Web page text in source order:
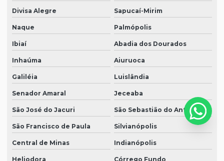
Divisa Alegre Sapucaí-Mirim
Naque Palmópolis
Ibiaí Abadia dos Dourados
Inhaúma Aiuruoca
Galiléia Luislândia
Senador Amaral Jeceaba
São José do Jacuri São Sebastião do Anta
São Francisco de Paula Silvianópolis
Central de Minas Indianópolis
Heliodora Córrego Fundo